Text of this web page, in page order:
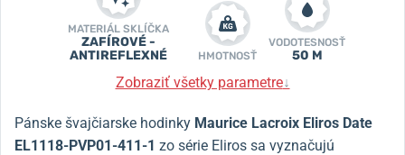
MATERIÁL SKLÍČKA
ZAFÍROVÉ -
ANTIREFLEXNÉ
HMOTNOSŤ
VODOTESNOSŤ
50 M
Zobraziť všetky parametre↓
Pánske švajčiarske hodinky Maurice Lacroix Eliros Date
EL1118-PVP01-411-1 zo série Eliros sa vyznačujú